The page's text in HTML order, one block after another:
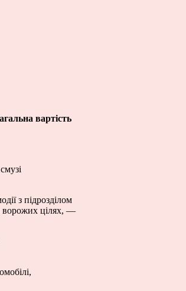
вартість
з підрозділом
ворожих цілях, —